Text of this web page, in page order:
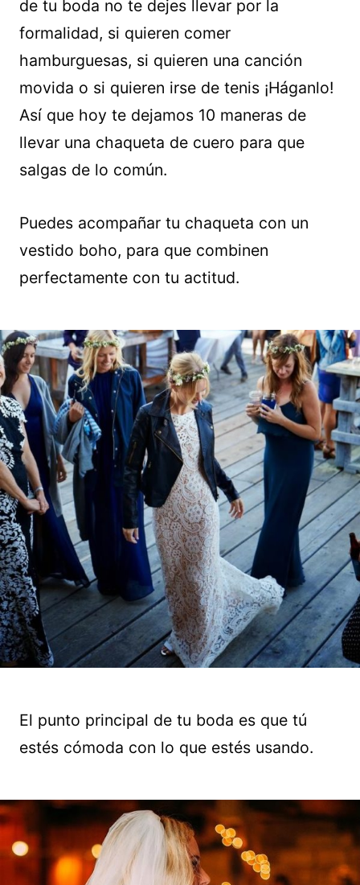
de tu boda no te dejes llevar por la
formalidad, si quieren comer
hamburguesas, si quieren una canción
movida o si quieren irse de tenis ¡Háganlo!
Así que hoy te dejamos 10 maneras de
llevar una chaqueta de cuero para que
salgas de lo común.
Puedes acompañar tu chaqueta con un
vestido boho, para que combinen
perfectamente con tu actitud.
El punto principal de tu boda es que tú
estés cómoda con lo que estés usando.